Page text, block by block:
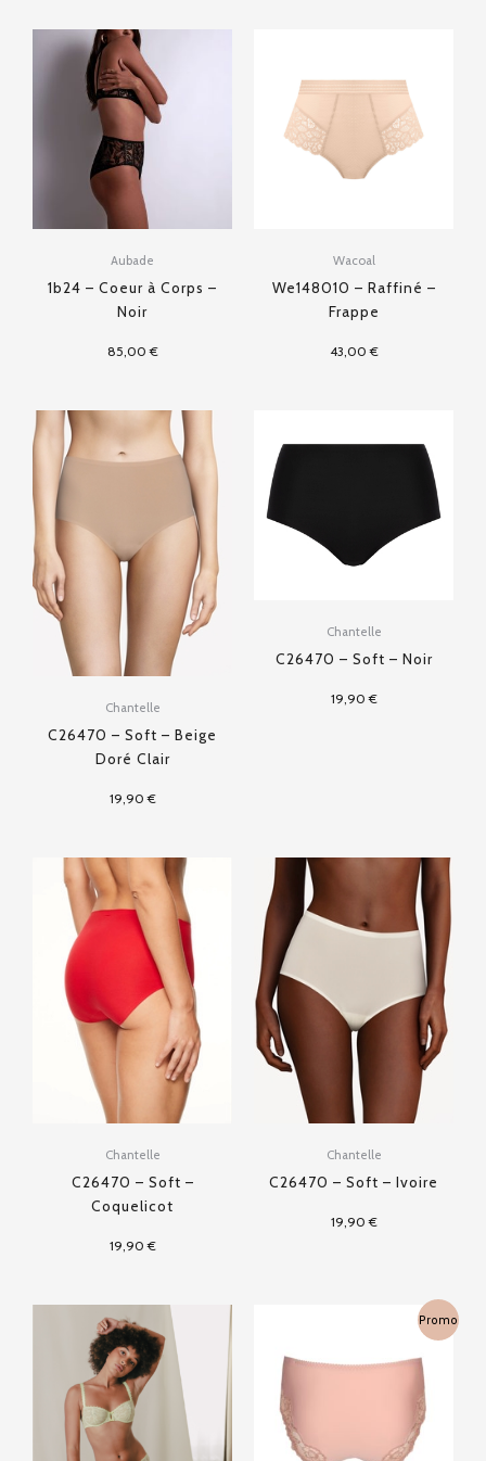
Aubade
1b24 – Coeur à Corps –
Noir
85,00€
Wacoal
We148010 – Raffiné –
Frappe
43,00€
Chantelle
C26470 – Soft – Beige
Doré Clair
19,90€
Chantelle
C26470 – Soft – Noir
19,90€
Chantelle
C26470 – Soft –
Coquelicot
19,90€
Chantelle
C26470 – Soft – Ivoire
19,90€
Promo
était :
prix
est :
34,93 €.